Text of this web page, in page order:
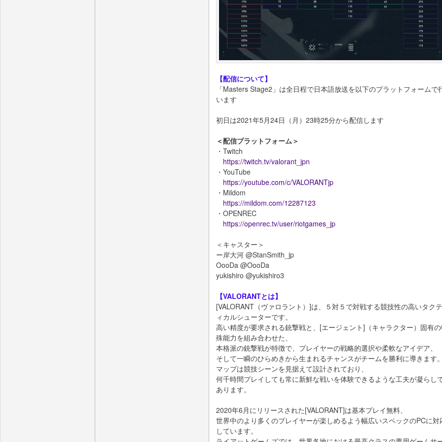
【配信について】
「Masters Stage2」は全日程で日本語放送を以下のプラットフォームで
います
初日は2021年5月24日（月）23時25分から配信します
＜配信プラットフォーム＞
・Twitch
https://twitch.tv/valorant_jpn
・YouTube
https://youtube.com/c/VALORANTjp
・Mildom
https://mildom.com/12287123
・OPENREC
https://openrec.tv/user/riotgames_jp
＜キャスター＞
ー岸大河 @StanSmith_jp
OooDa @OooDa
yukishiro @yukishiro3
【VALORANTとは】
[VALORANT（ヴァロラント）]は、５対５で対戦する競技性の高いタクテ
ィカルシューターです。
高い精度が要求される銃撃戦と、[エージェント]（キャラクター）固有
殊能力を組み合わせた、
本格派の銃撃戦が特徴で、プレイヤーの戦略的選択や柔軟なアイデア、
そして一瞬のひらめきから生まれるチャンスがチームを勝利に導きます
マップは競技シーンを見据えて設計されており、
何千時間プレイしても常に新鮮な戦いを体験できるような工夫が凝らし
あります。
2020年6月にリリースされた[VALORANT]は基本プレイ無料、
世界中のより多くのプレイヤーが楽しめるよう幅広いスペックのPCに対
しています。